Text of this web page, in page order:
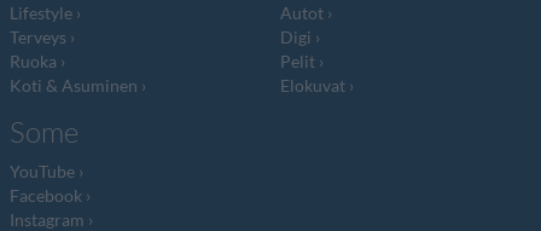
Lifestyle
Terveys
Ruoka
Koti & Asuminen
Autot
Digi
Pelit
Elokuvat
Some
YouTube
Facebook
Instagram